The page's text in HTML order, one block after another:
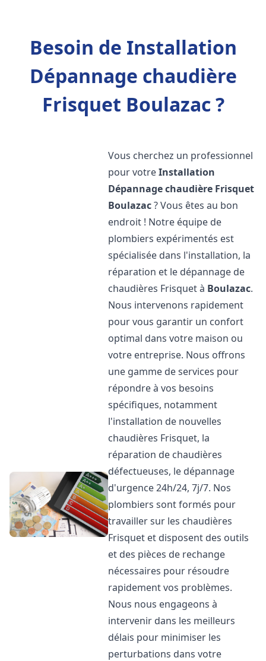
Besoin de Installation
Dépannage chaudière
Frisquet Boulazac ?
Vous cherchez un professionnel
pour votreInstallation
Dépannage chaudière Frisquet
Boulazac? Vous êtes au bon
endroit ! Notre équipe de
plombiers expérimentés est
spécialisée dans l'installation, la
réparation et le dépannage de
chaudières Frisquet à Boulazac.
Nous intervenons rapidement
pour vous garantir un confort
optimal dans votre maison ou
votre entreprise. Nous offrons
une gamme de services pour
répondre à vos besoins
spécifiques, notamment
l'installation de nouvelles
chaudières Frisquet, la
réparation de chaudières
défectueuses, le dépannage
d'urgence 24h/24, 7j/7. Nos
plombiers sont formés pour
travailler sur les chaudières
Frisquet et disposent des outils
et des pièces de rechange
nécessaires pour résoudre
rapidement vos problèmes.
Nous nous engageons à
intervenir dans les meilleurs
délais pour minimiser les
perturbations dans votre